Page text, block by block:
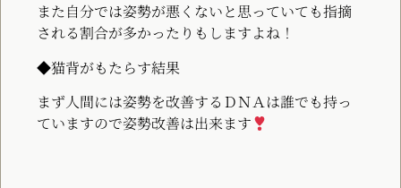
また自分では姿勢が悪くないと思っていても指摘
される割合が多かったりもしますよね！
◆猫背がもたらす結果
まず人間には姿勢を改善するＤＮＡは誰でも持っ
ていますので姿勢改善は出来ます